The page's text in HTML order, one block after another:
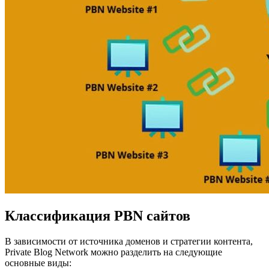
Классификация PBN сайтов
В зависимости от источника доменов и стратегии контента,
Private Blog Network можно разделить на следующие
основные виды: